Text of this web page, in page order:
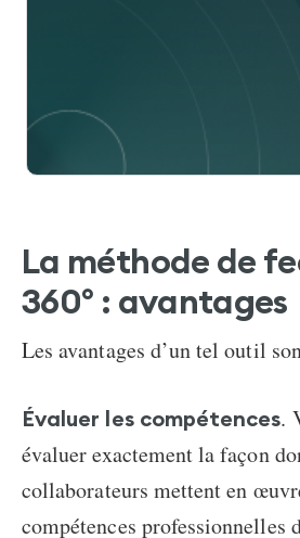
La méthode de
360° : avantages
Les avantages d’un tel outil
Évaluer les compétences.
évaluer exactement la façon
collaborateurs mettent en
compétences professionnelles